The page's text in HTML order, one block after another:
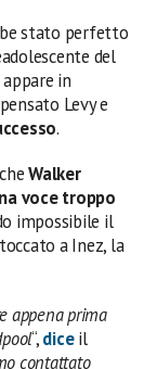
stato perfetto
del
in
Levy e
.
Walker
voce troppo
impossibile il
a Inez, la
appena prima
“,diceil
contattato